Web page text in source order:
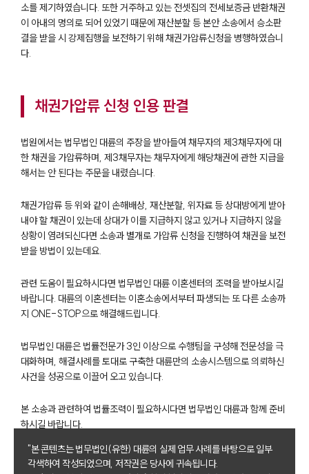
부소개
대륜의 강점
오시는 길
글로벌 파트너 로펌
고객의 소리
통합검색
AI대륜
업무사례
소를 제기하였습니다. 또한 거주하고 있는 전셋집의 전세보증금 반환채권
이 아내의 명의로 되어 있었기 때문에 재산분할 등 본안 소송에서 승소판
결을 받을 시 강제집행을 보전하기 위해 채권가압류신청을 병행하였습니
다.
채권가압류 신청 인용 판결
법원에서는 법무법인 대륜의 주장을 받아들여 채무자의 제3채무자에 대
한 채권을 가압류하며, 제3채무자는 채무자에게 해당채권에 관한 지급을
해서는 안 된다는 주문을 내렸습니다.
채권가압류 등 위와 같이 손해배상, 재산분할, 위자료 등 상대방에게 받아
내야 할 채권이 있는데 상대가 이를 지급하지 않고 있거나 지급하지 않을
상황이 염려되신다면 소송과 별개로 가압류 신청을 진행하여 채권을 보전
받을 방법이 있는데요.
관련 도움이 필요하시다면 법무법인 대륜 이혼센터의 조력을 받아보시길
바랍니다. 대륜의 이혼센터는 이혼소송에서부터 파생되는 또 다른 소송까
지 ONE-STOP으로 해결해드립니다.
법무법인 대륜은 법률전문가 3인 이상으로 수행팀을 구성해 전문성을 극
대화하며, 해결사례를 토대로 구축한 대륜만의 소송시스템으로 의뢰하신
사건을 성공으로 이끌어 오고 있습니다.
본 소송과 관련하여 법률조력이 필요하시다면 법무법인 대륜과 함께 준비
하시길 바랍니다.
"본 콘텐츠는 법무법인(유한) 대륜의 실제 업무 사례를 바탕으로 일부
각색하여 작성되었으며, 저작권은 당사에 귀속됩니다.